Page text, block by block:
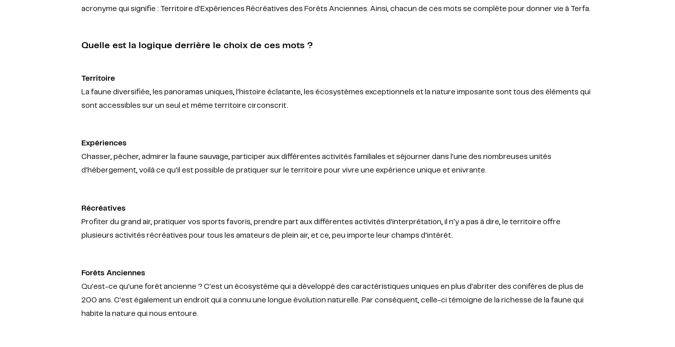
acronyme qui signifie : Territoire d'Expériences Récréatives des Forêts Anciennes. Ainsi, chacun de ces mots se complète pour donner vie à Terfa.
Quelle est la logique derrière le choix de ces mots ?
Territoire
La faune diversifiée, les panoramas uniques, l'histoire éclatante, les écosystèmes exceptionnels et la nature imposante sont tous des éléments qui
sont accessibles sur un seul et même territoire circonscrit.
Expériences
Chasser, pêcher, admirer la faune sauvage, participer aux différentes activités familiales et séjourner dans l'une des nombreuses unités
d'hébergement, voilà ce qu'il est possible de pratiquer sur le territoire pour vivre une expérience unique et enivrante.
Récréatives
Profiter du grand air, pratiquer vos sports favoris, prendre part aux différentes activités d'interprétation, il n'y a pas à dire, le territoire offre
plusieurs activités récréatives pour tous les amateurs de plein air, et ce, peu importe leur champs d'intérêt.
Forêts Anciennes
Qu'est-ce qu'une forêt ancienne ? C'est un écosystème qui a développé des caractéristiques uniques en plus d'abriter des conifères de plus de
200 ans. C'est également un endroit qui a connu une longue évolution naturelle. Par conséquent, celle-ci témoigne de la richesse de la faune qui
habite la nature qui nous entoure.